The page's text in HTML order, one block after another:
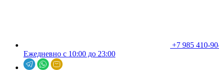
+7 985 410-
Ежедневно с 10:00 до 23:00